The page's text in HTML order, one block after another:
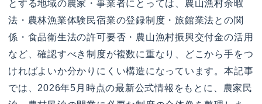
とする地域の農家・事業者にとっては、農山漁村余暇
法・農林漁業体験民宿業の登録制度・旅館業法との関
係・食品衛生法の許可要否・農山漁村振興交付金の活用
など、確認すべき制度が複数に重なり、どこから手をつ
ければよいか分かりにくい構造になっています。本記事
では、2026年5月時点の最新公式情報をもとに、農家民